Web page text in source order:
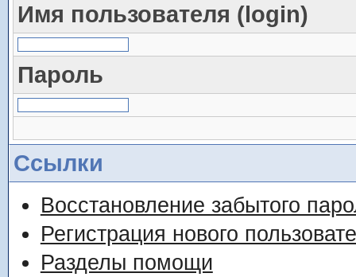
Имя пользователя (login)
Пароль
Ссылки
Восстановление забытого
Регистрация нового
Разделы помощи